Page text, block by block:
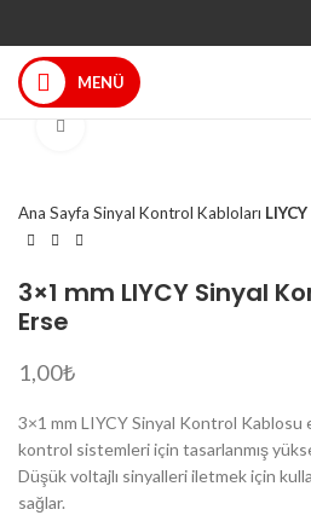
MENÜ
Ana Sayfa Sinyal Kontrol Kabloları LIYCY
3×1 mm LIYCY Sinyal
Erse
1,00₺
3×1 mm LIYCY Sinyal Kontrol
kontrol sistemleri için tasarlanmış
Düşük voltajlı sinyalleri iletmek için
sağlar.